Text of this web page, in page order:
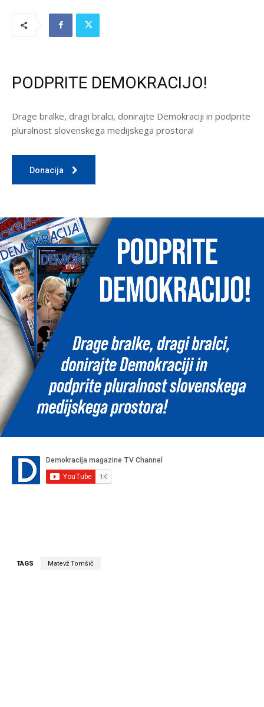
PODPRITE DEMOKRACIJO!
Drage bralke, dragi bralci, donirajte Demokraciji in podprite
pluralnost slovenskega medijskega prostora!
Donacija
TAGS Matevž Tomšič